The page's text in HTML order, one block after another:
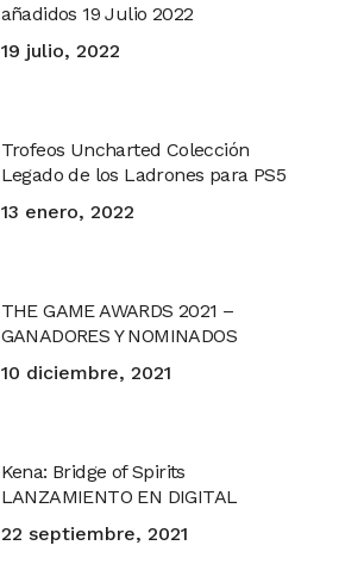
añadidos 19 Julio 2022
19 julio, 2022
Trofeos Uncharted Colección
Legado de los Ladrones para PS5
13 enero, 2022
THE GAME AWARDS 2021 –
GANADORES Y NOMINADOS
10 diciembre, 2021
Kena: Bridge of Spirits
LANZAMIENTO EN DIGITAL
22 septiembre, 2021